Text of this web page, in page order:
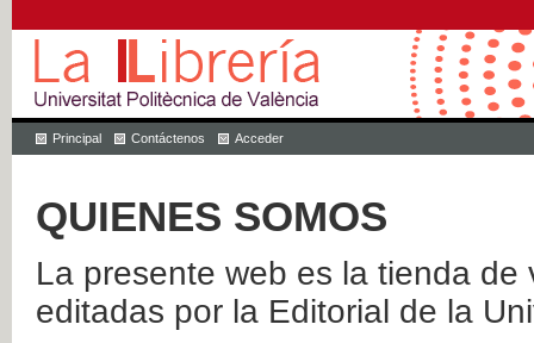
Principal Contáctenos Acceder
QUIENES SOMOS
La presente web es la tienda
editadas por la Editorial de la